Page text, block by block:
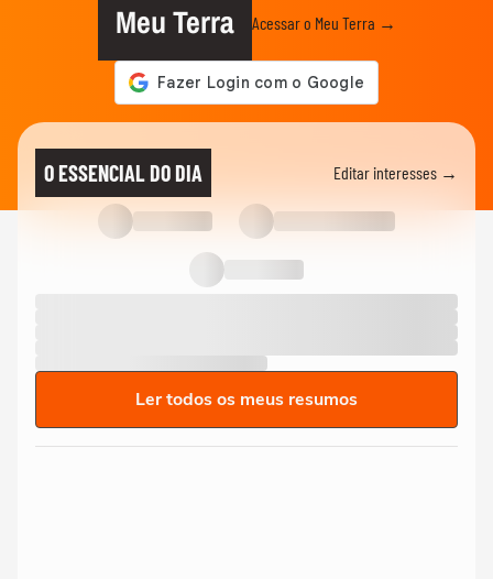
Meu Terra Acessar o Meu Terra →
O ESSENCIAL DO DIA Editar interesses →
Ler todos os meus resumos